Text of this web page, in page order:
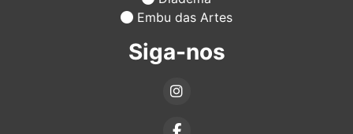
Embu das Artes
Siga-nos